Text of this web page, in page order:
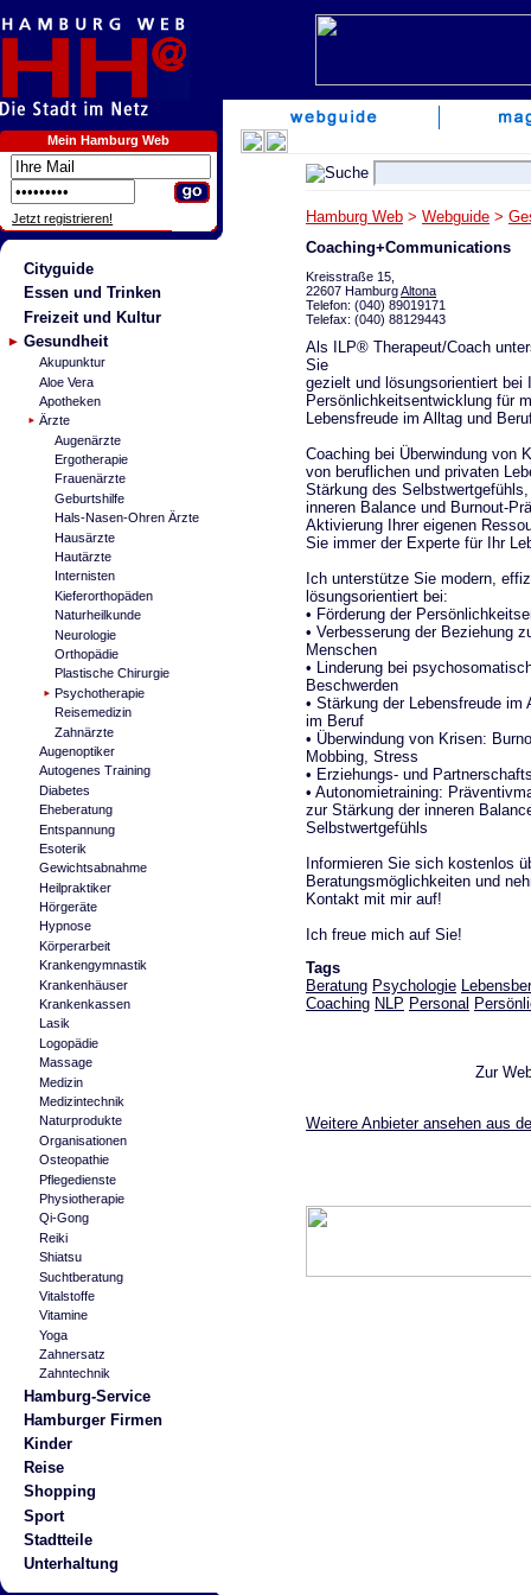
Mein Hamburg Web
Jetzt registrieren!
Cityguide
Essen und Trinken
Freizeit und Kultur
Gesundheit
Akupunktur
Aloe Vera
Apotheken
Ärzte
Augenärzte
Ergotherapie
Frauenärzte
Geburtshilfe
Hals-Nasen-Ohren Ärzte
Hausärzte
Hautärzte
Internisten
Kieferorthopäden
Naturheilkunde
Neurologie
Orthopädie
Plastische Chirurgie
Psychotherapie
Reisemedizin
Zahnärzte
Augenoptiker
Autogenes Training
Diabetes
Eheberatung
Entspannung
Esoterik
Gewichtsabnahme
Heilpraktiker
Hörgeräte
Hypnose
Körperarbeit
Krankengymnastik
Krankenhäuser
Krankenkassen
Lasik
Logopädie
Massage
Medizin
Medizintechnik
Naturprodukte
Organisationen
Osteopathie
Pflegedienste
Physiotherapie
Qi-Gong
Reiki
Shiatsu
Suchtberatung
Vitalstoffe
Vitamine
Yoga
Zahnersatz
Zahntechnik
Hamburg-Service
Hamburger Firmen
Kinder
Reise
Shopping
Sport
Stadtteile
Unterhaltung
Hamburg Web > Webguide >
Coaching+Communications
Kreisstraße 15,
22607 HamburgAltona
Telefon: (040) 89019171
Telefax: (040) 88129443
Als ILP® Therapeut/Coach
Sie
gezielt und lösungsorientiert bei
Persönlichkeitsentwicklung für
Lebensfreude im Alltag und
Coaching bei Überwindung von
von beruflichen und privaten
Stärkung des
inneren Balance und Burnout-
Aktivierung Ihrer eigenen
Sie immer der Experte für Ihr
Ich unterstütze Sie modern,
lösungsorientiert bei:
• Förderung der
• Verbesserung der Beziehung
Menschen
• Linderung bei
Beschwerden
• Stärkung der Lebensfreude im
im Beruf
• Überwindung von Krisen:
Mobbing, Stress
• Erziehungs- und
• Autonomietraining:
zur Stärkung der inneren
Selbstwertgefühls
Informieren Sie sich kostenlos
Beratungsmöglichkeiten und
Kontakt mit mir auf!
Ich freue mich auf Sie!
Tags
Beratung Psychologie
Coaching NLP Personal
Zur
Weitere Anbieter ansehen aus